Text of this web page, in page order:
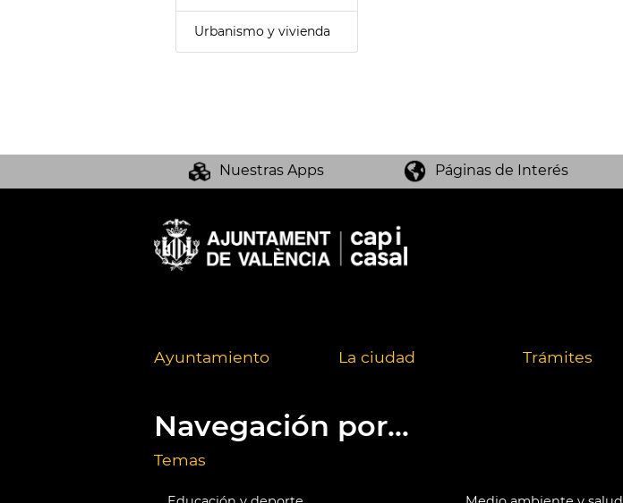
Urbanismo y vivienda
Nuestras Apps Páginas de Interés
Ayuntamiento La ciudad Trámites
Navegación por...
Temas